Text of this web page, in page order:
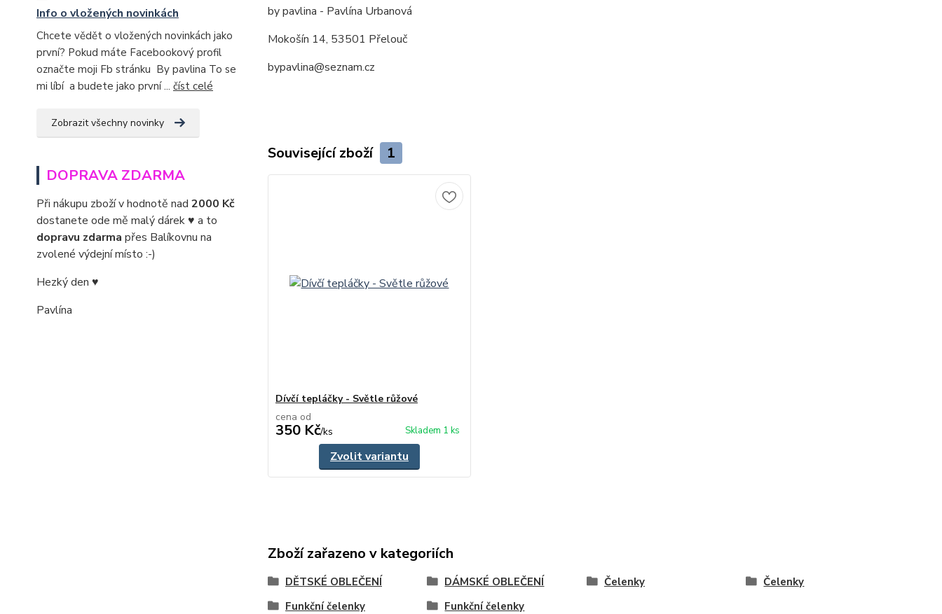
Info o vložených novinkách
Chcete vědět o vložených novinkách jako
první? Pokud máte Facebookový profil
označte moji Fb stránku By pavlina To se
mi líbí a budete jako první ... číst celé
Zobrazit všechny novinky
DOPRAVA ZDARMA
Při nákupu zboží v hodnotě nad 2000 Kč
dostanete ode mě malý dárek ♥ a to
dopravu zdarma přes Balíkovnu na
zvolené výdejní místo :-)
Hezký den ♥
Pavlína
by pavlina - Pavlína Urbanová
Mokošín 14, 53501 Přelouč
bypavlina@seznam.cz
Související zboží 1
Dívčí tepláčky - Světle růžové
cena od
350 Kč/ks Skladem 1 ks
Zvolit variantu
Zboží zařazeno v kategoriích
DĚTSKÉ OBLEČENÍ DÁMSKÉ OBLEČENÍ Čelenky
Čelenky
Funkční čelenky
Funkční čelenky